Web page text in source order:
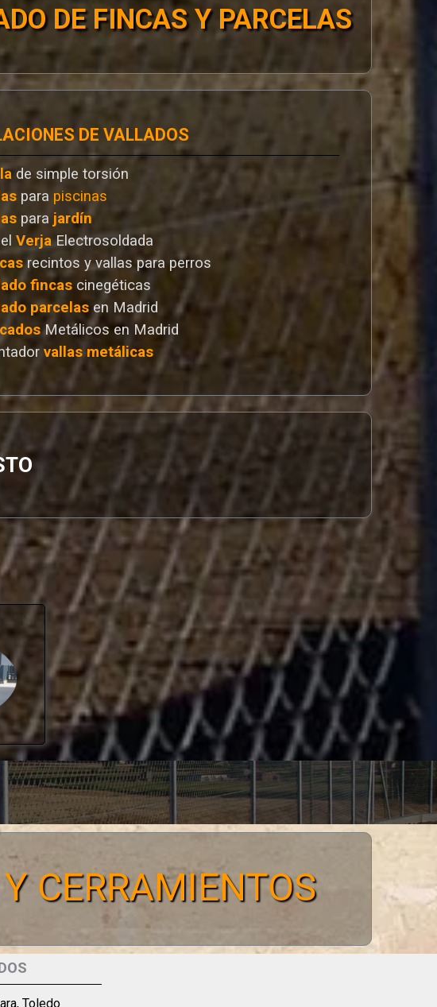
DE FINCAS Y PARCELAS
DE VALLADOS
de simple torsión
para piscinas
para jardín
VerjaElectrosoldada
recintos y vallas para perros
fincas cinegéticas
parcelas en Madrid
Metálicos en Madrid
vallas metálicas
CERRAMIENTOS
Toledo